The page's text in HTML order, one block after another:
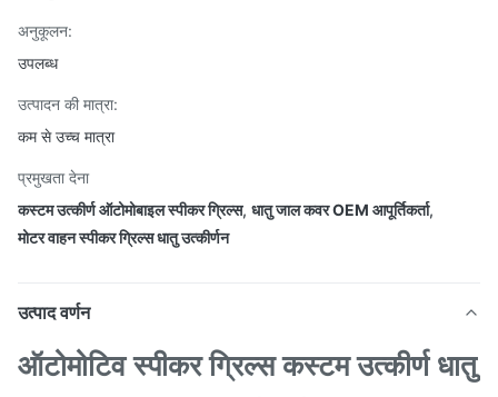
अनुकूलन:
उपलब्ध
उत्पादन की मात्रा:
कम से उच्च मात्रा
प्रमुखता देना
कस्टम उत्कीर्ण ऑटोमोबाइल स्पीकर ग्रिल्स, धातु जाल कवर OEM आपूर्तिकर्ता,
मोटर वाहन स्पीकर ग्रिल्स धातु उत्कीर्णन
उत्पाद वर्णन
ऑटोमोटिव स्पीकर ग्रिल्स कस्टम उत्कीर्ण धातु